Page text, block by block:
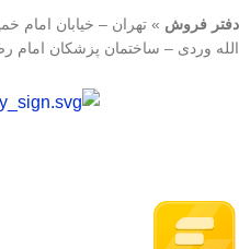
دفتر فروش » تهران – خیابان امام
الله وردی – ساختمان پزشکان امام رضا – پلاک